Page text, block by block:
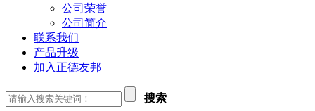
公司荣誉
公司简介
联系我们
产品升级
加入正德友邦
搜索